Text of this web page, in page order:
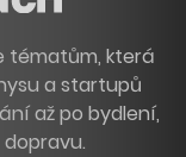
tématům, která
a startupů
až po bydlení,